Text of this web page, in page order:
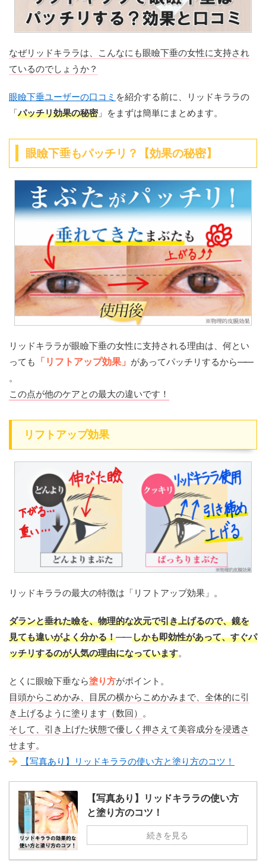
なぜリッドキララは、こんなにも眼瞼下垂の女性に支持され
ているのでしょうか？
眼瞼下垂ユーザーの口コミ を紹介する前に、リッドキララの
「パッチリ効果の秘密」をまずは簡単にまとめます。
眼瞼下垂もパッチリ？【効果の秘密】
リッドキララが眼瞼下垂の女性に支持される理由は、何とい
っても 「リフトアップ効果」 があってパッチリするから——
。
この点が他のケアとの最大の違いです！
リフトアップ効果
リッドキララの最大の特徴は「リフトアップ効果」。
ダランと垂れた瞼を、物理的な次元で引き上げるので、鏡を
見ても違いがよく分かる！—— しかも即効性があって、すぐパ
ッチリするのが人気の理由になっています。
とくに眼瞼下垂なら塗り方がポイント。
目頭からこめかみ、目尻の横からこめかみまで、全体的に引
き上げるように塗ります（数回） 。
そして、引き上げた状態で優しく押さえて美容成分を浸透さ
せます。
【写真あり】リッドキララの使い方と塗り方のコツ！
【写真あり】リッドキララの使い方
と塗り方のコツ！
続きを見る